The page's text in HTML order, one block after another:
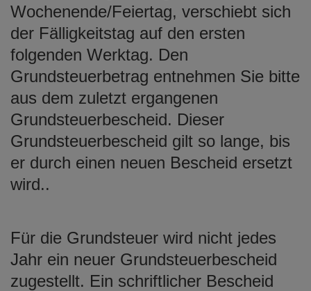
Wochenende/Feiertag, verschiebt sich
der Fälligkeitstag auf den ersten
folgenden Werktag. Den
Grundsteuerbetrag entnehmen Sie bitte
aus dem zuletzt ergangenen
Grundsteuerbescheid. Dieser
Grundsteuerbescheid gilt so lange, bis
er durch einen neuen Bescheid ersetzt
wird..
Für die Grundsteuer wird nicht jedes
Jahr ein neuer Grundsteuerbescheid
zugestellt. Ein schriftlicher Bescheid